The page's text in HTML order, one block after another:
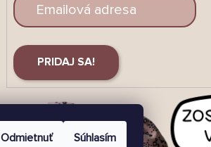
Odmietnuť Súhlasím
PRIDAJ SA!